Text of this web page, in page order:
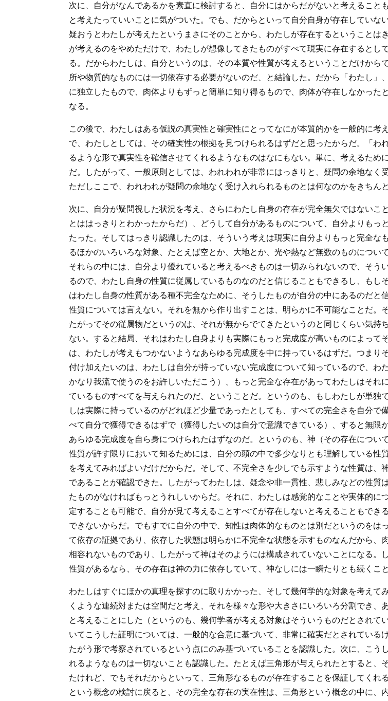
次に、自分がなんであるかを素直に検討すると、自分にはからだがないと考えるこ
と考えたっていいことに気がついた。でも、だからといって自分自身が存在してい
疑おうとわたしが考えたというまさにそのことから、わたしが存在するということ
が考えるのをやめただけで、わたしが想像してきたものがすべて現実に存在すると
る。だからわたしは、自分というのは、その本質や性質が考えるということだけか
所や物質的なものには一切依存する必要がないのだ、と結論した。だから「わたし
に独立したもので、肉体よりもずっと簡単に知り得るもので、肉体が存在しなかっ
なる。
この後で、わたしはある仮説の真実性と確実性にとってなにが本質的かを一般的に
で、わたしとしては、その確実性の根拠を見つけられるはずだと思ったからだ。「わ
るような形で真実性を確信させてくれるようなものはなにもない。単に、考えるた
だ。したがって、一般原則としては、われわれが非常にはっきりと、疑問の余地なく
ただしここで、われわれが疑問の余地なく受け入れられるものとは何なのかをきちん
次に、自分が疑問視した状況を考え、さらにわたし自身の存在が完全無欠ではないこ
とははっきりとわかったからだ）、どうして自分があるものについて、自分よりも
たった。そしてはっきり認識したのは、そういう考えは現実に自分よりもっと完全
るほかのいろいろな対象、たとえば空とか、大地とか、光や熱など無数のものについ
それらの中には、自分より優れていると考えるべきものは一切みられないので、そ
るので、わたし自身の性質に従属しているものなのだと信じることもできるし、もし
はわたし自身の性質がある種不完全なために、そうしたものが自分の中にあるのだ
性質については言えない。それを無から作り出すことは、明らかに不可能なことだ
たがってその従属物だというのは、それが無からでてきたというのと同じくらい気持
ない。すると結局、それはわたし自身よりも実際にもっと完成度が高いものによっ
は、わたしが考えもつかないようなあらゆる完成度を中に持っているはずだ。つま
付け加えたいのは、わたしは自分が持っていない完成度について知っているので、
かなり我流で使うのをお許しいただこう）、もっと完全な存在があってわたしはそ
ているものすべてを与えられたのだ、ということだ。というのも、もしわたしが単
しは実際に持っているのがどれほど少量であったとしても、すべての完全さを自分
べて自分で獲得できるはずで（獲得したいのは自分で意識できている）、すると無
あらゆる完成度を自ら身につけられたはずなのだ。というのも、神（その存在につ
性質が許す限りにおいて知るためには、自分の頭の中で多少なりとも理解している
を考えてみればよいだけだからだ。そして、不完全さを少しでも示すような性質は
であることが確認できた。したがってわたしは、疑念や非一貫性、悲しみなどの性
たものがなければもっとうれしいからだ。それに、わたしは感覚的なことや実体的
定することも可能で、自分が見て考えることすべてが存在しないと考えることもで
できないからだ。でもすでに自分の中で、知性は肉体的なものとは別だというのを
て依存の証拠であり、依存した状態は明らかに不完全な状態を示すものなんだから
相容れないものであり、したがって神はそのようには構成されていないことになる
性質があるなら、その存在は神の力に依存していて、神なしには一瞬たりとも続くこ
わたしはすぐにほかの真理を探すのに取りかかった、そして幾何学的な対象を考え
くような連続対または空間だと考え、それを様々な形や大きさにいろいろ分割でき
と考えることにした（というのも、幾何学者が考える対象はそういうものだとされ
いてこうした証明については、一般的な合意に基づいて、非常に確実だとされてい
たがう形で考察されているという点にのみ基づいていることを認識した。次に、こう
れるようなものは一切ないことも認識した。たとえば三角形が与えられたとすると、
たけれど、でもそれだからといって、三角形なるものが存在することを保証してく
という概念の検討に戻ると、その完全な存在の実在性は、三角形という概念の中に